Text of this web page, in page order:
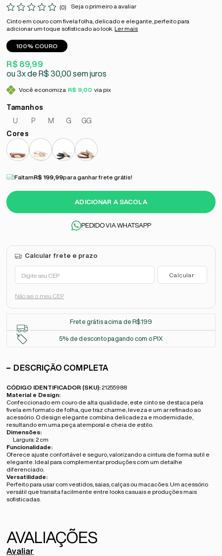
(0) Seja o primeiro a avaliar
Cinto em couro com fivela folha, delicado e elegante, perfeito para
adicionar um toque sofisticado ao look. Ler mais
100% COURO
R$ 89,99
3x
R$ 30,00sem juros
Você economiza R$ 9,00 via pix
U P M G GG
ADICIONAR A SACOLA
FaltamR$ 199,99para ganhar frete grátis!
PEDIDO VIA WHATSAPP
Não sei o meu CEP
Frete grátis acima de R$199
5% de desconto pagando com o PIX
DESCRIÇÃO COMPLETA
CÓDIGO IDENTIFICADOR (SKU): 21255988
Material e Design:
Confeccionado em couro de alta qualidade, este cinto se destaca pela
fivela em formato de folha, que traz charme, leveza e um ar refinado ao
acessório. O design elegante combina delicadeza e modernidade,
resultando em uma peça atemporal e cheia de estilo.
Dimensões:
Largura: 2 cm
Funcionalidade:
Oferece ajuste confortável e seguro, valorizando a cintura de forma sutil e
elegante. Ideal para complementar produções com um detalhe
diferenciado.
Versatilidade:
Perfeito para usar com vestidos, saias, calças ou macacões. Um acessório
versátil que transita facilmente entre looks casuais e produções mais
sofisticadas.
Avaliar